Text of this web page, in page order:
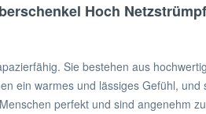
Hoch
Sie bestehen aus
ein warmes und lässiges Gefühl,
perfekt und sind angenehm